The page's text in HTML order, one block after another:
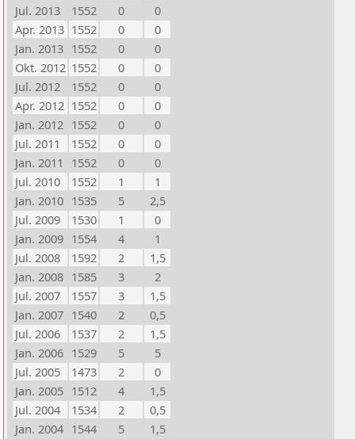
Jul. 2013
1552 0
0
Apr. 2013 1552 0
0
Jan. 2013 1552 0
0
Okt. 2012 1552 0
0
Jul. 2012
1552 0
0
Apr. 2012 1552 0
0
Jan. 2012 1552 0
0
Jul. 2011
1552 0
0
Jan. 2011
1552 0
0
Jul. 2010
1552 1
1
Jan. 2010 1535 5
2,5
Jul. 2009
1530 1
0
Jan. 2009 1554 4
1
Jul. 2008
1592 2
1,5
Jan. 2008 1585 3
2
Jul. 2007
1557 3
1,5
Jan. 2007 1540 2
0,5
Jul. 2006
1537 2
1,5
Jan. 2006 1529 5
5
Jul. 2005
1473 2
0
Jan. 2005 1512 4
1,5
Jul. 2004
1534 2
0,5
Jan. 2004 1544 5
1,5